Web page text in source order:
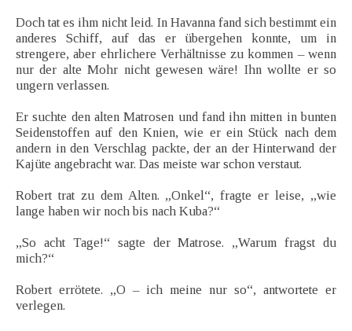
Doch tat es ihm nicht leid. In Havanna fand sich bestimmt ein
anderes Schiff, auf das er übergehen konnte, um in
strengere, aber ehrlichere Verhältnisse zu kommen – wenn
nur der alte Mohr nicht gewesen wäre! Ihn wollte er so
ungern verlassen.
Er suchte den alten Matrosen und fand ihn mitten in bunten
Seidenstoffen auf den Knien, wie er ein Stück nach dem
andern in den Verschlag packte, der an der Hinterwand der
Kajüte angebracht war. Das meiste war schon verstaut.
Robert trat zu dem Alten. „Onkel“, fragte er leise, „wie
lange haben wir noch bis nach Kuba?“
„So acht Tage!“ sagte der Matrose. „Warum fragst du
mich?“
Robert errötete. „O – ich meine nur so“, antwortete er
verlegen.